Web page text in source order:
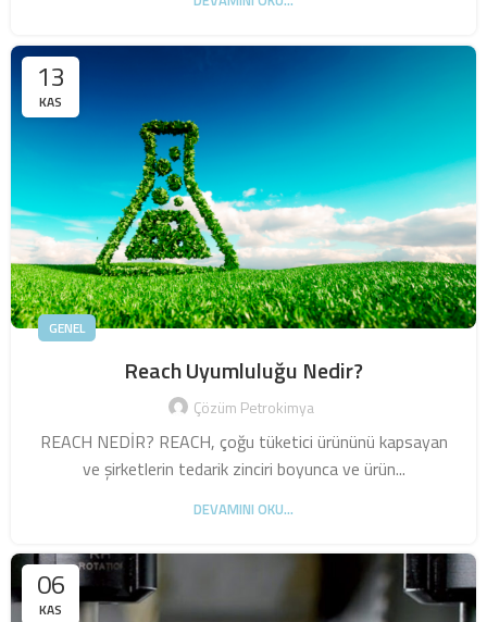
13
KAS
GENEL
Reach Uyumluluğu Nedir?
Çözüm Petrokimya
REACH NEDİR? REACH, çoğu tüketici ürününü kapsayan
ve şirketlerin tedarik zinciri boyunca ve ürün...
DEVAMINI OKU...
06
KAS